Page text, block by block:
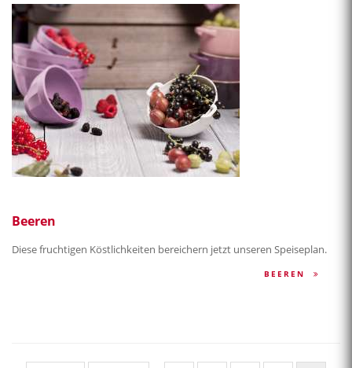
Beeren
Diese fruchtigen Köstlichkeiten bereichern jetzt unseren Speiseplan.
BEEREN